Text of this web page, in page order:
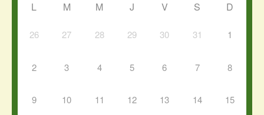
L M M J V S D
26 27 28 29 30 31 1
2 3 4 5 6 7 8
9 10 11 12 13 14 15